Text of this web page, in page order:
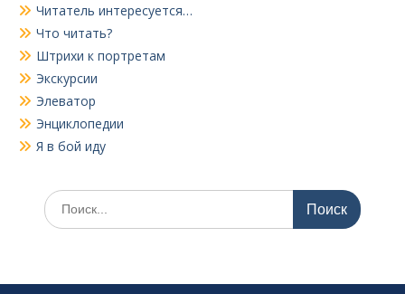
Читатель интересуется…
Что читать?
Штрихи к портретам
Экскурсии
Элеватор
Энциклопедии
Я в бой иду
Поиск
по: